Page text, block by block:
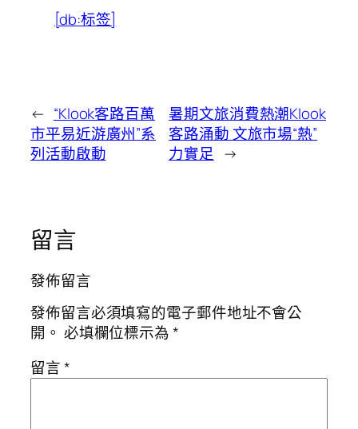
[db:标签]
← “Klook客路百萬
市平易近游廣州”系
列活動啟動
暑期文旅消費熱潮Klook
客路涌動 文旅市場“熱”
力實足 →
留言
發佈留言
發佈留言必須填寫的電子郵件地址不會公
開。 必填欄位標示為*
留言*